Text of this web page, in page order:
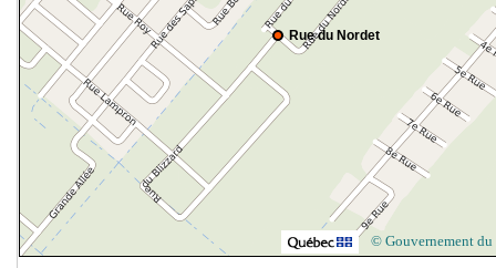
Rue du Nordet
© Gouvernement du